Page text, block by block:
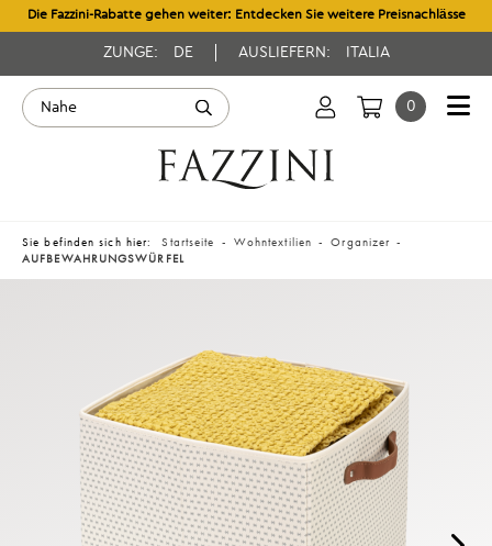
Die Fazzini-Rabatte gehen weiter: Entdecken Sie weitere Preisnachlässe
ZUNGE: DE AUSLIEFERN: ITALIA
0
Sie befinden sich hier: Startseite Wohntextilien
Organizer
AUFBEWAHRUNGSWÜRFEL